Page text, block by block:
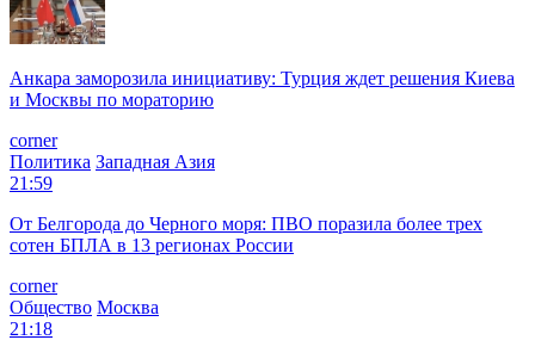
Анкара заморозила инициативу: Турция ждет решения Киева
и Москвы по мораторию
corner
Политика Западная Азия
21:59
От Белгорода до Черного моря: ПВО поразила более трех
сотен БПЛА в 13 регионах России
corner
Общество Москва
21:18